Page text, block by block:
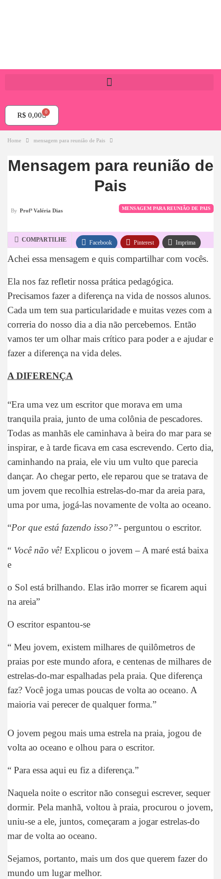
R$ 0,00 0
Home mensagem para reunião de Pais
Mensagem para reunião de
Pais
MENSAGEM PARA REUNIÃO DE PAIS
By Profª Valéria Dias
COMPARTILHE Facebook Pinterest Imprima
Telegram
Achei essa mensagem e quis compartilhar com vocês.
Ela nos faz refletir nossa prática pedagógica.
Precisamos fazer a diferença na vida de nossos alunos.
Cada um tem sua particularidade e muitas vezes com a
correria do nosso dia a dia não percebemos. Então
vamos ter um olhar mais crítico para poder a e ajudar e
fazer a diferença na vida deles.
A DIFERENÇA
“Era uma vez um escritor que morava em uma
tranquila praia, junto de uma colônia de pescadores.
Todas as manhãs ele caminhava à beira do mar para se
inspirar, e à tarde ficava em casa escrevendo. Certo dia,
caminhando na praia, ele viu um vulto que parecia
dançar. Ao chegar perto, ele reparou que se tratava de
um jovem que recolhia estrelas-do-mar da areia para,
uma por uma, jogá-las novamente de volta ao oceano.
“Por que está fazendo isso?”- perguntou o escritor.
“ Você não vê! Explicou o jovem – A maré está baixa
e
o Sol está brilhando. Elas irão morrer se ficarem aqui
na areia”
O escritor espantou-se
“ Meu jovem, existem milhares de quilômetros de
praias por este mundo afora, e centenas de milhares de
estrelas-do-mar espalhadas pela praia. Que diferença
faz? Você joga umas poucas de volta ao oceano. A
maioria vai perecer de qualquer forma.”
O jovem pegou mais uma estrela na praia, jogou de
volta ao oceano e olhou para o escritor.
“ Para essa aqui eu fiz a diferença.”
Naquela noite o escritor não consegui escrever, sequer
dormir. Pela manhã, voltou à praia, procurou o jovem,
uniu-se a ele, juntos, começaram a jogar estrelas-do
mar de volta ao oceano.
Sejamos, portanto, mais um dos que querem fazer do
mundo um lugar melhor.